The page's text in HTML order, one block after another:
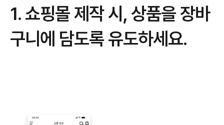
1. 쇼핑몰 제작 시, 상품을 장바
구니에 담도록 유도하세요.